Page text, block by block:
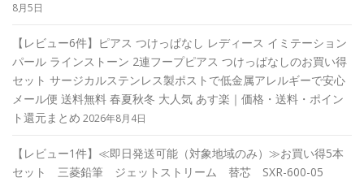
8月5日
【レビュー6件】ピアス つけっぱなし レディース イミテーション
パール ラインストーン 2連フープピアス つけっぱなしのお買い得
セット サージカルステンレス製ポストで低金属アレルギーで安心
メール便 送料無料 春夏秋冬 大人気 あす楽｜価格・送料・ポイン
ト還元まとめ 2026年8月4日
【レビュー1件】≪即日発送可能（対象地域のみ）≫お買い得5本
セット 三菱鉛筆 ジェットストリーム 替芯 SXR-600-05